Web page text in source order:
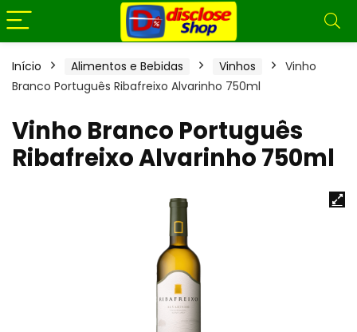
Início Alimentos e Bebidas Vinhos
Vinho
Branco Português Ribafreixo Alvarinho 750ml
Vinho Branco Português
Ribafreixo Alvarinho 750ml